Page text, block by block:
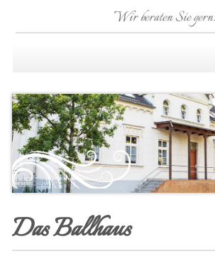
Wir beraten Sie
Das Ballhaus